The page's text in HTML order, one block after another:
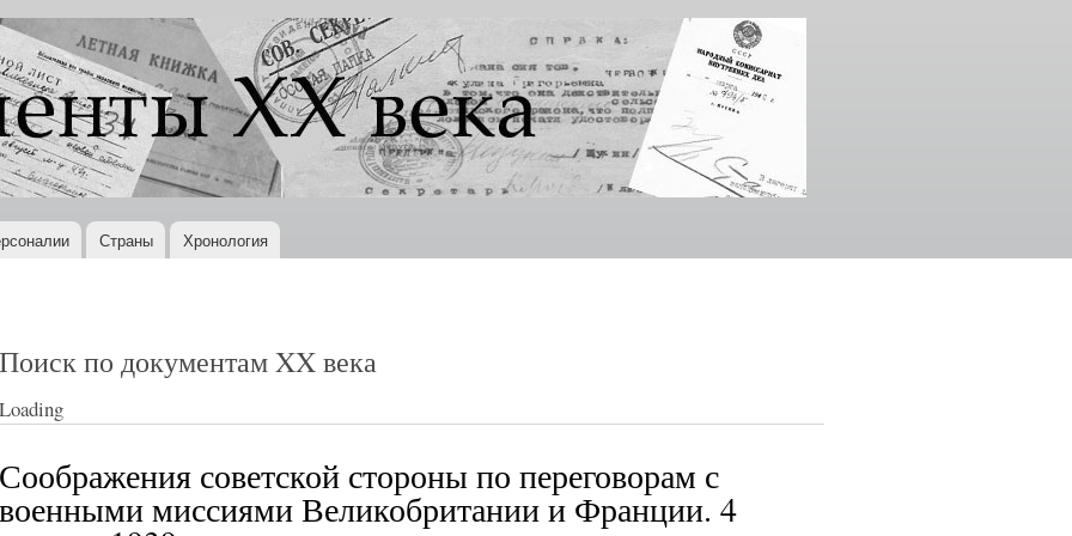
Перейти к
основному
содержанию
Страны Хронология
Поиск по документам XX века
Loading
Соображения советской стороны по переговорам с
военными миссиями Великобритании и Франции. 4